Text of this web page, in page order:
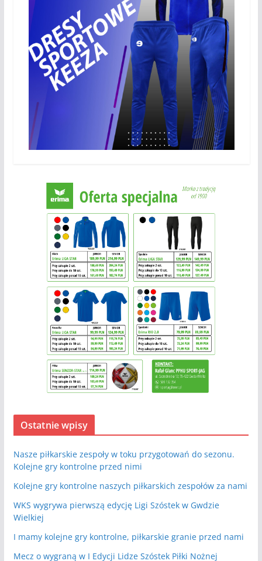
Ostatnie wpisy
Nasze piłkarskie zespoły w toku przygotowań do sezonu.
Kolejne gry kontrolne przed nimi
Kolejne gry kontrolne naszych piłkarskich zespołów za nami
WKS wygrywa pierwszą edycję Ligi Szóstek w Gwdzie
Wielkiej
I mamy kolejne gry kontrolne, piłkarskie granie przed nami
Mecz o wygraną w I Edycji Lidze Szóstek Piłki Nożnej